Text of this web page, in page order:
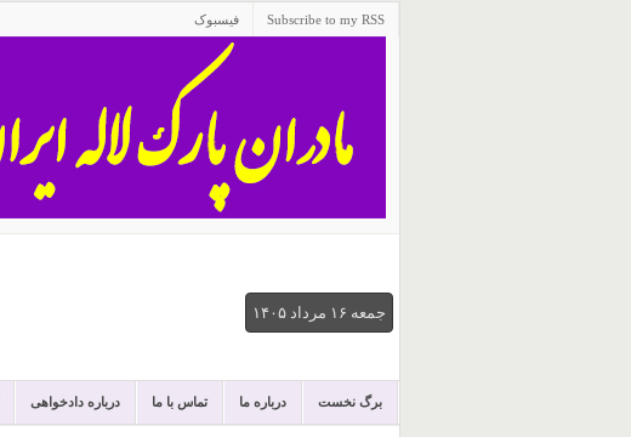
Subscribe to my RSS فیسبوک
جمعه ۱۶ مرداد ۱۴۰۵
برگ نخست درباره ما تماس با ما درباره دادخواهی